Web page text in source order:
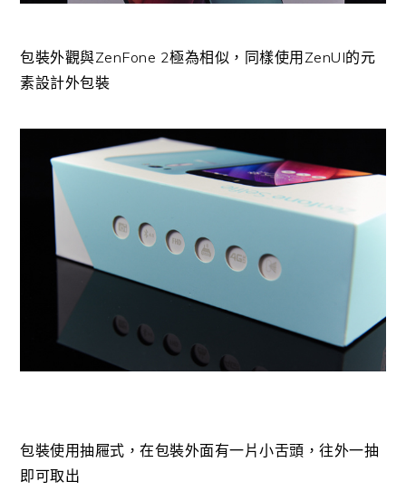
包裝外觀與ZenFone 2極為相似，同樣使用ZenUI的元
素設計外包裝
包裝使用抽屜式，在包裝外面有一片小舌頭，往外一抽
即可取出